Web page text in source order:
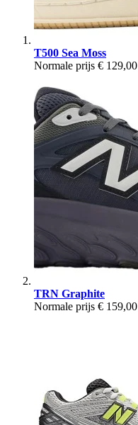
T500 Sea Moss
Normale prijs € 129,00
TRN Graphite
Normale prijs € 159,00